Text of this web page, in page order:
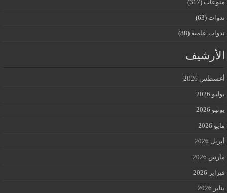
منوعات (317)
ندوات (63)
ندوات علمية (88)
الأرشيف
أغسطس 2026
يوليو 2026
يونيو 2026
مايو 2026
أبريل 2026
مارس 2026
فبراير 2026
يناير 2026